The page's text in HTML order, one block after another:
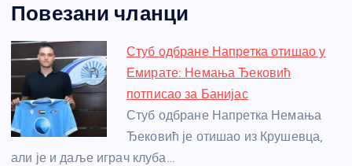
c
e
b
o
o
k
ss
e
n
g
er
itt
er
er at
s
A
p
p
a
g
e
e
st
e
Повезани чланци
Стуб одбране Напретка отишао у
Емирате: Немања Ђековић
потписао за Банијас
Стуб одбране Напретка Немања
Ђековић је отишао из Крушевца,
али је и даље играч клуба…